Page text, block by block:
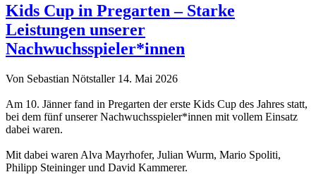
Kids Cup in Pregarten – Starke
Leistungen unserer
Nachwuchsspieler*innen
Von Sebastian Nötstaller 14. Mai 2026
Am 10. Jänner fand in Pregarten der erste Kids Cup des Jahres statt,
bei dem fünf unserer Nachwuchsspieler*innen mit vollem Einsatz
dabei waren.
Mit dabei waren Alva Mayrhofer, Julian Wurm, Mario Spoliti,
Philipp Steininger und David Kammerer.